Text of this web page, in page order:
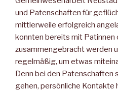
und Patenschaften für
mittlerweile erfolgreich
konnten bereits mit
zusammengebracht werden
regelmäßig, um etwas
Denn bei den Patenschaften
gehen, persönliche Kontakte